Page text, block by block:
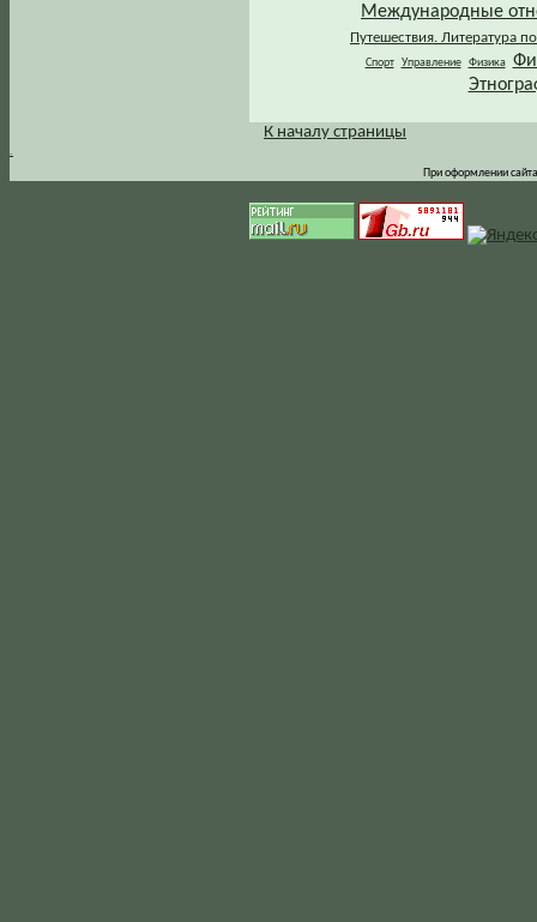
Международные
Путешествия. Литература
Спорт Управление Физика
.
К началу страницы
При оформлении